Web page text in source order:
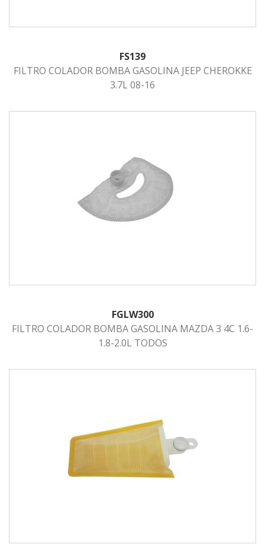
FS139
FILTRO COLADOR BOMBA GASOLINA JEEP CHEROKKE
3.7L 08-16
FGLW300
FILTRO COLADOR BOMBA GASOLINA MAZDA 3 4C 1.6-
1.8-2.0L TODOS